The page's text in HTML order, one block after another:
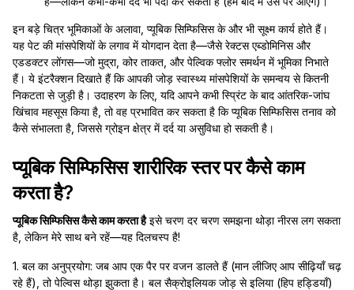
इन बड़े चित्र भूमिकाओं के अलावा, प्यूबिक सिम्फिसिस के और भी सूक्ष्म कार्य होते हैं।
यह पेट की मांसपेशियों के लगाव में योगदान देता है—जैसे रेक्टस एब्डोमिनिस और
एडडक्टर लोंगस—जो मुद्रा, कोर ताकत, और पेल्विक फ्लोर समर्थन में भूमिका निभाते
हैं। ये इंटरैक्शन दिखाते हैं कि आपकी जोड़ स्वास्थ्य मांसपेशियों के समन्वय से कितनी
निकटता से जुड़ी है। उदाहरण के लिए, यदि आपने कभी स्प्रिंट के बाद आंतरिक-जांघ
खिंचाव महसूस किया है, तो वह प्रभावित कर सकता है कि प्यूबिक सिम्फिसिस तनाव को
कैसे संभालता है, जिससे ग्रोइन क्षेत्र में दर्द या असुविधा हो सकती है।
प्यूबिक सिम्फिसिस शारीरिक स्तर पर कैसे काम
करता है?
प्यूबिक सिम्फिसिस कैसे काम करता हैइसे चरण दर चरण समझना थोड़ा नीरस लग सकता
है, लेकिन मेरे साथ बने रहें—यह दिलचस्प है!
1. बल का अनुप्रयोग: जब आप एक पैर पर वजन डालते हैं (मान लीजिए आप सीढ़ियाँ चढ़
रहे हैं), तो पेल्विस थोड़ा झुकता है। बल सैक्रोइलियक जोड़ से इलिया (हिप हड्डियाँ)